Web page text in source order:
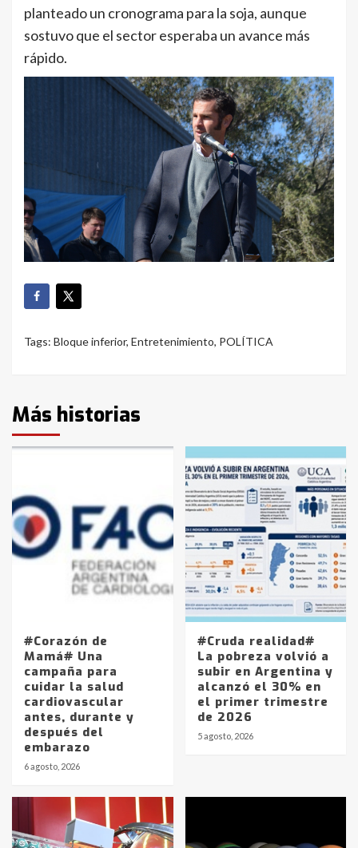
planteado un cronograma para la soja, aunque
sostuvo que el sector esperaba un avance más
rápido.
Tags: Bloque inferior, Entretenimiento, POLÍTICA
Más historias
#Corazón de
Mamá# Una
campaña para
cuidar la salud
cardiovascular
antes, durante y
después del
embarazo
6 agosto, 2026
#Cruda realidad#
La pobreza volvió a
subir en Argentina y
alcanzó el 30% en
el primer trimestre
de 2026
5 agosto, 2026